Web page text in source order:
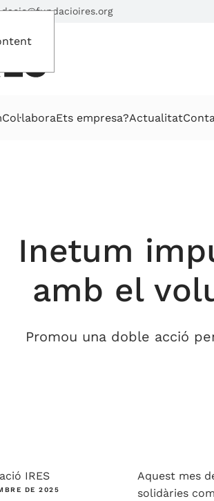
Col·laboraEts empresa?Actualitat
Inetum
amb el
Promou una doble acció
IRES
DE 2025
Aquest mes
solidàries